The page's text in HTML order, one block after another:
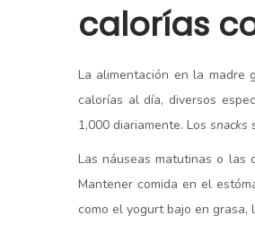
calorías
La alimentación en la madre
calorías al día, diversos
1,000 diariamente. Los snacks
Las náuseas matutinas o las
Mantener comida en el
como el yogurt bajo en